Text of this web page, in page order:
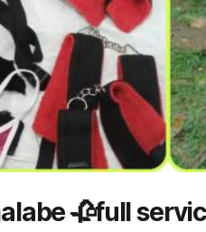
🥀full